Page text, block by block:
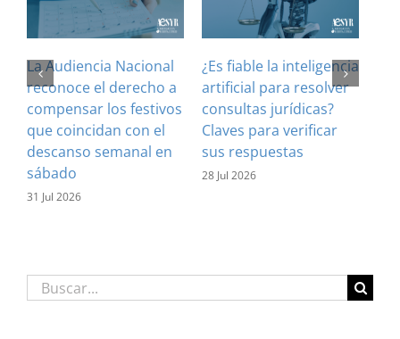
La Audiencia Nacional
reconoce el derecho a
compensar los festivos
que coincidan con el
descanso semanal en
sábado
31 Jul 2026
¿Es fiable la inteligencia
artificial para resolver
consultas jurídicas?
Claves para verificar
sus respuestas
28 Jul 2026
Buscar: